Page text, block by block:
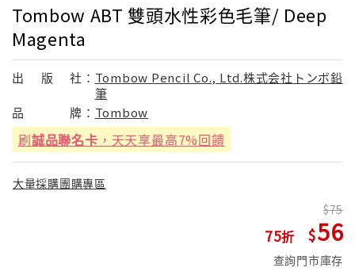
Tombow ABT 雙頭水性彩色毛筆/ Deep
Magenta
出 版 社： Tombow Pencil Co., Ltd.株式会社トンボ鉛
筆
品
牌： Tombow
刷誠品聯名卡 ，天天享最高7%回饋
大量採購團購專區
75
75
56
查詢門市庫存